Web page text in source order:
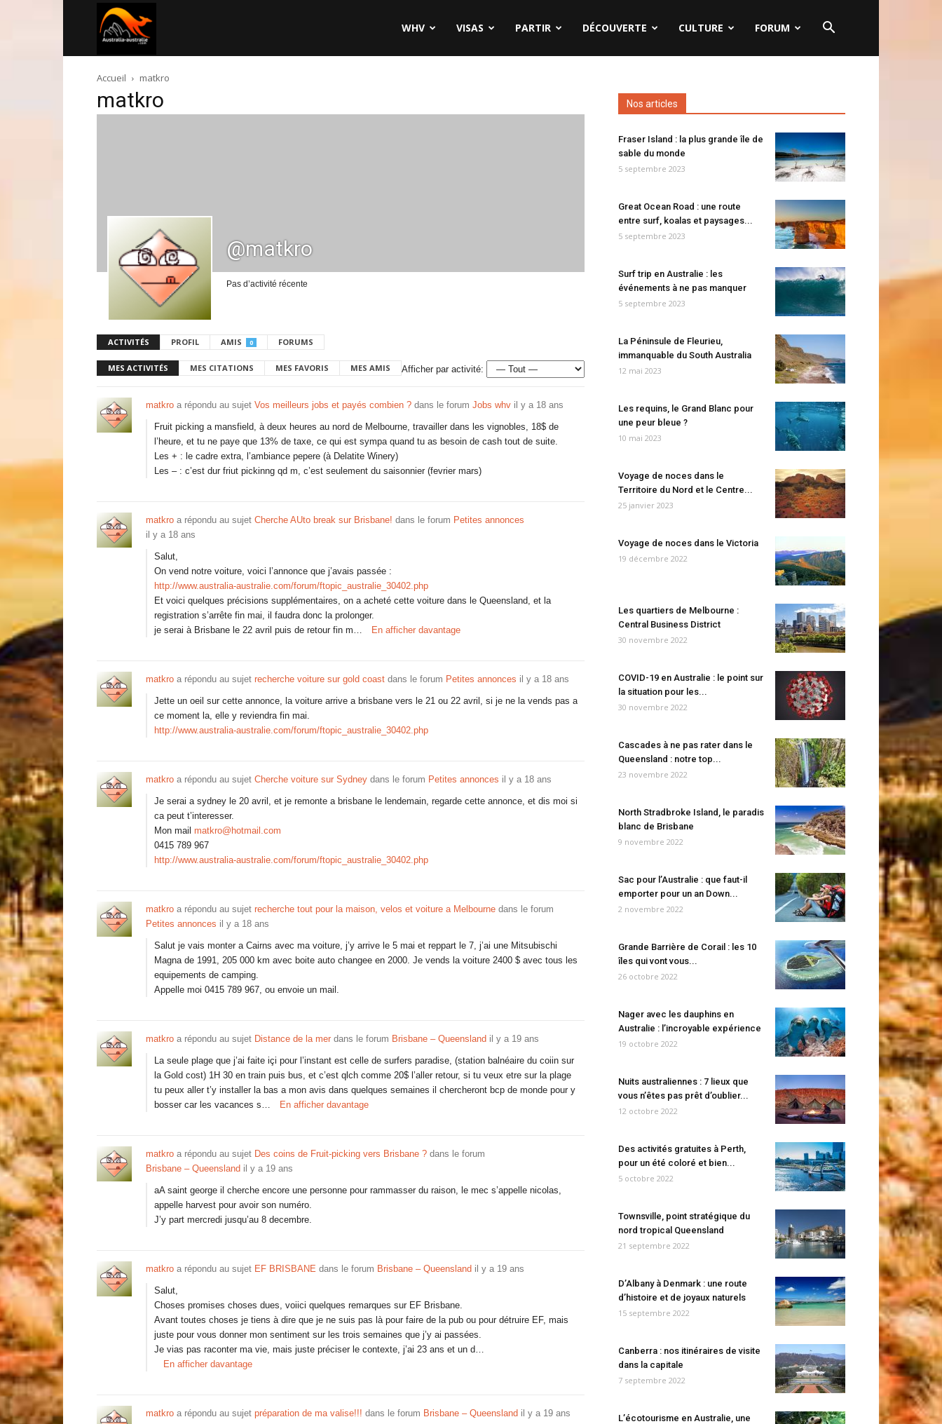
australie.com
WHV VISAS PARTIR DÉCOUVERTE CULTURE FORUM
Accueil matkro
matkro
@matkro
Pas d’activité récente
ACTIVITÉS PROFIL AMIS 0 FORUMS
MES ACTIVITÉS MES CITATIONS MES FAVORIS MES AMIS Afficher par activité:
matkro a répondu au sujet Vos meilleurs jobs et payés combien ? dans le forum Jobs whv il y a 18 ans
Fruit picking a mansfield, à deux heures au nord de Melbourne, travailler dans les vignobles, 18$ de
l’heure, et tu ne paye que 13% de taxe, ce qui est sympa quand tu as besoin de cash tout de suite.
Les + : le cadre extra, l’ambiance pepere (à Delatite Winery)
Les – : c’est dur friut pickinng qd m, c’est seulement du saisonnier (fevrier mars)
matkro a répondu au sujet Cherche AUto break sur Brisbane! dans le forum Petites annonces
il y a 18 ans
Salut,
On vend notre voiture, voici l’annonce que j’avais passée :
http://www.australia-australie.com/forum/ftopic_australie_30402.php
Et voici quelques précisions supplémentaires, on a acheté cette voiture dans le Queensland, et la
registration s’arrête fin mai, il faudra donc la prolonger.
je serai à Brisbane le 22 avril puis de retour fin m…
En afficher davantage
matkro a répondu au sujet recherche voiture sur gold coast dans le forum Petites annonces il y a 18 ans
Jette un oeil sur cette annonce, la voiture arrive a brisbane vers le 21 ou 22 avril, si je ne la vends pas a
ce moment la, elle y reviendra fin mai.
http://www.australia-australie.com/forum/ftopic_australie_30402.php
matkro a répondu au sujet Cherche voiture sur Sydney dans le forum Petites annonces il y a 18 ans
Je serai a sydney le 20 avril, et je remonte a brisbane le lendemain, regarde cette annonce, et dis moi si
ca peut t’interesser.
Mon mail matkro@hotmail.com
0415 789 967
http://www.australia-australie.com/forum/ftopic_australie_30402.php
matkro a répondu au sujet recherche tout pour la maison, velos et voiture a Melbourne dans le forum
Petites annonces il y a 18 ans
Salut je vais monter a Cairns avec ma voiture, j’y arrive le 5 mai et reppart le 7, j’ai une Mitsubischi
Magna de 1991, 205 000 km avec boite auto changee en 2000. Je vends la voiture 2400 $ avec tous les
equipements de camping.
Appelle moi 0415 789 967, ou envoie un mail.
matkro a répondu au sujet Distance de la mer dans le forum Brisbane – Queensland il y a 19 ans
La seule plage que j’ai faite içi pour l’instant est celle de surfers paradise, (station balnéaire du coiin sur
la Gold cost) 1H 30 en train puis bus, et c’est qlch comme 20$ l’aller retour, si tu veux etre sur la plage
tu peux aller t’y installer la bas a mon avis dans quelques semaines il chercheront bcp de monde pour y
bosser car les vacances s…
En afficher davantage
matkro a répondu au sujet Des coins de Fruit-picking vers Brisbane ? dans le forum
Brisbane – Queensland il y a 19 ans
aA saint george il cherche encore une personne pour rammasser du raison, le mec s’appelle nicolas,
appelle harvest pour avoir son numéro.
J’y part mercredi jusqu’au 8 decembre.
matkro a répondu au sujet EF BRISBANE dans le forum Brisbane – Queensland il y a 19 ans
Salut,
Choses promises choses dues, voiici quelques remarques sur EF Brisbane.
Avant toutes choses je tiens à dire que je ne suis pas là pour faire de la pub ou pour détruire EF, mais
juste pour vous donner mon sentiment sur les trois semaines que j’y ai passées.
Je vias pas raconter ma vie, mais juste préciser le contexte, j’ai 23 ans et un d…
En afficher davantage
matkro a répondu au sujet préparation de ma valise!!! dans le forum Brisbane – Queensland il y a 19 ans
Nos articles
Fraser Island : la plus grande île de
sable du monde
5 septembre 2023
Great Ocean Road : une route
entre surf, koalas et paysages...
5 septembre 2023
Surf trip en Australie : les
événements à ne pas manquer
5 septembre 2023
La Péninsule de Fleurieu,
immanquable du South Australia
12 mai 2023
Les requins, le Grand Blanc pour
une peur bleue ?
10 mai 2023
Voyage de noces dans le
Territoire du Nord et le Centre...
25 janvier 2023
Voyage de noces dans le Victoria
19 décembre 2022
Les quartiers de Melbourne :
Central Business District
30 novembre 2022
COVID-19 en Australie : le point sur
la situation pour les...
30 novembre 2022
Cascades à ne pas rater dans le
Queensland : notre top...
23 novembre 2022
North Stradbroke Island, le paradis
blanc de Brisbane
9 novembre 2022
Sac pour l’Australie : que faut-il
emporter pour un an Down...
2 novembre 2022
Grande Barrière de Corail : les 10
îles qui vont vous...
26 octobre 2022
Nager avec les dauphins en
Australie : l’incroyable expérience
19 octobre 2022
Nuits australiennes : 7 lieux que
vous n’êtes pas prêt d’oublier...
12 octobre 2022
Des activités gratuites à Perth,
pour un été coloré et bien...
5 octobre 2022
Townsville, point stratégique du
nord tropical Queensland
21 septembre 2022
D’Albany à Denmark : une route
d’histoire et de joyaux naturels
15 septembre 2022
Canberra : nos itinéraires de visite
dans la capitale
7 septembre 2022
L’écotourisme en Australie, une